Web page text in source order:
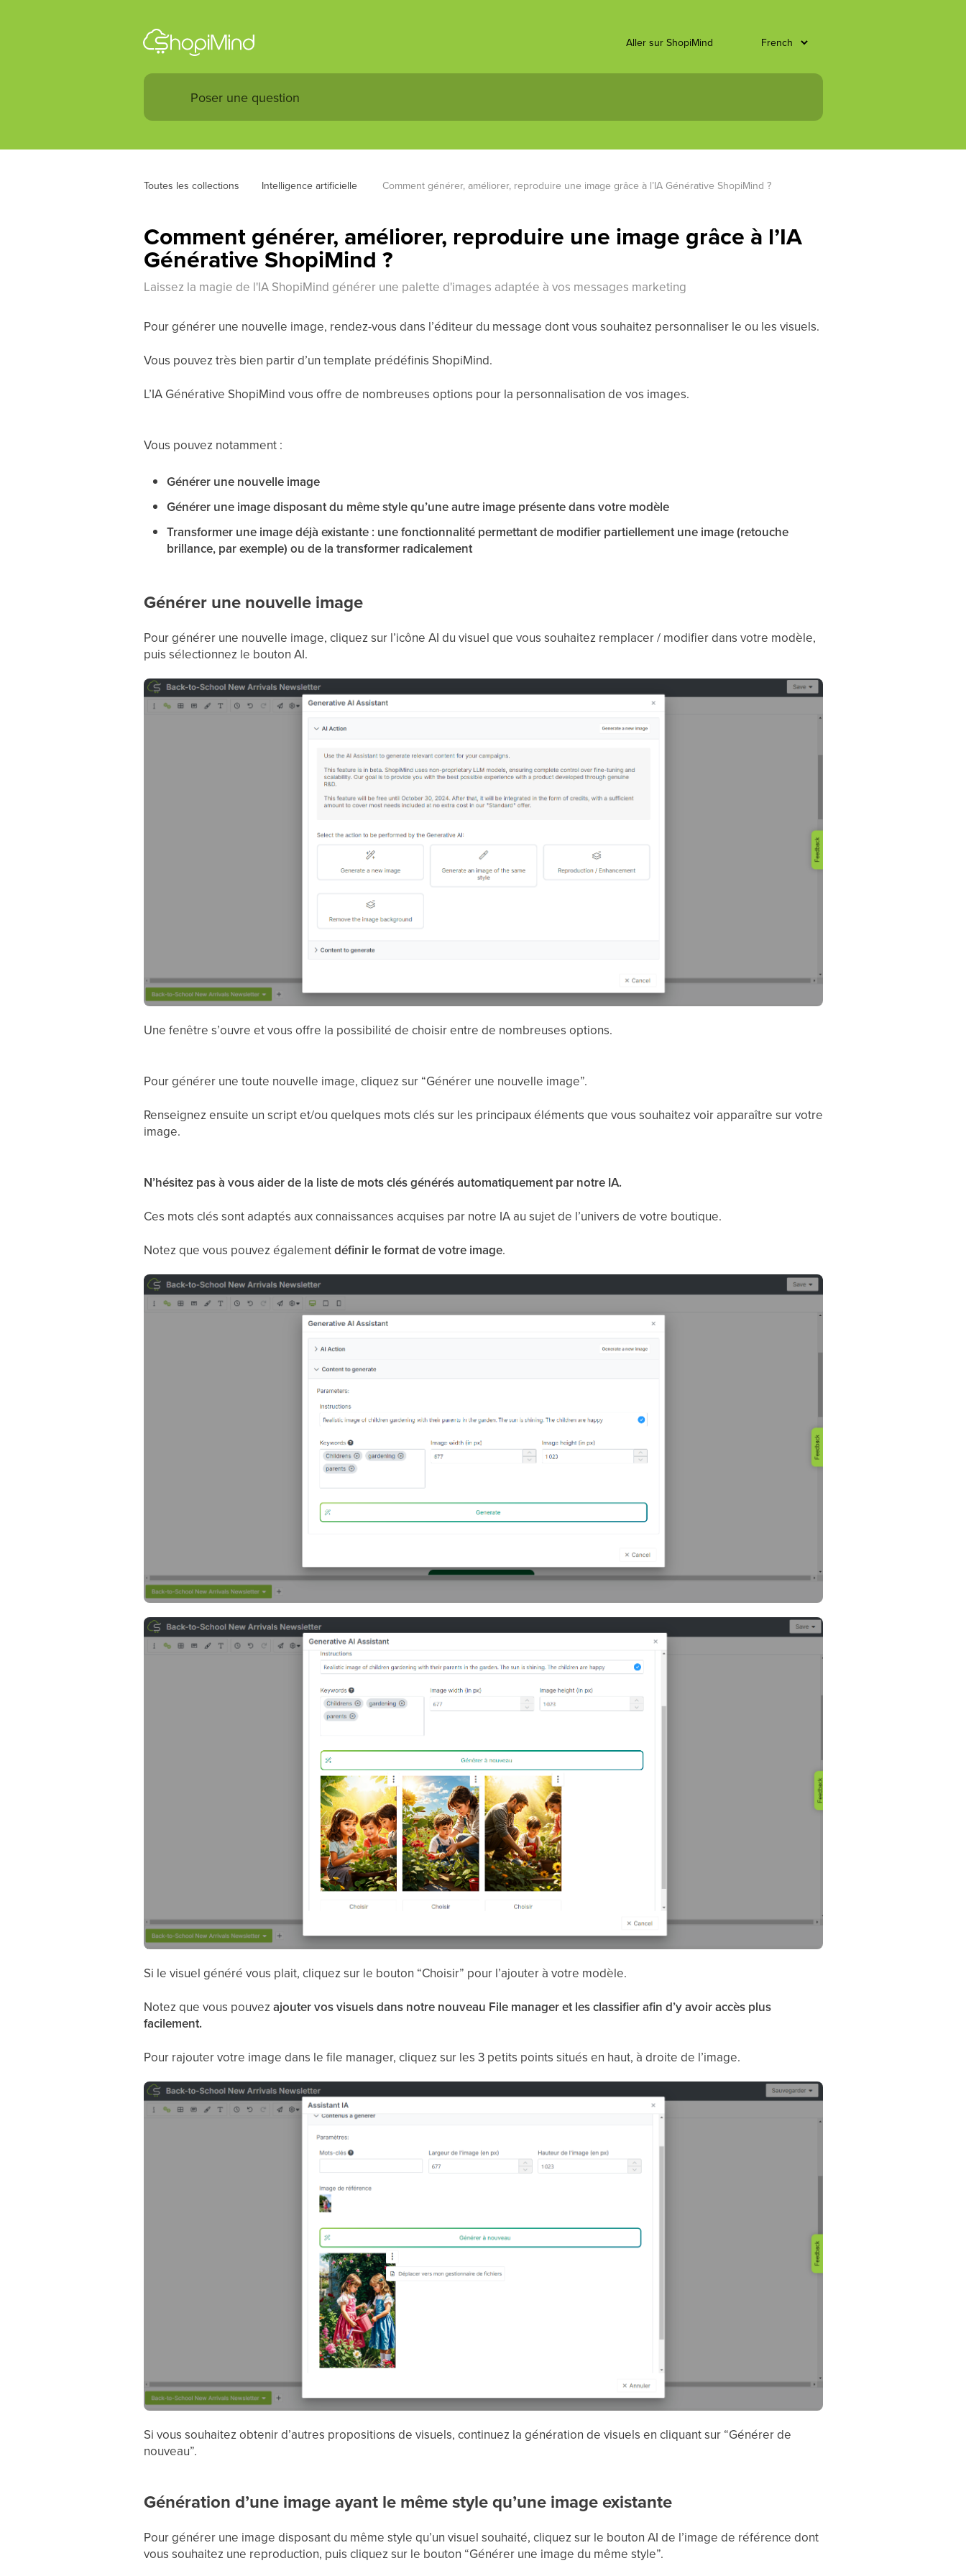
Aller sur ShopiMind
Toutes les collections Intelligence artificielle Comment générer, améliorer, reproduire une image grâce à l’IA Générative ShopiMind ?
Comment générer, améliorer, reproduire une image grâce à l’IA
Générative ShopiMind ?
Laissez la magie de l'IA ShopiMind générer une palette d'images adaptée à vos messages marketing
Pour générer une nouvelle image, rendez-vous dans l’éditeur du message dont vous souhaitez personnaliser le ou les visuels.
Vous pouvez très bien partir d’un template prédéfinis ShopiMind.
L’IA Générative ShopiMind vous offre de nombreuses options pour la personnalisation de vos images.
Vous pouvez notamment :
Générer une nouvelle image
Générer une image disposant du même style qu’une autre image présente dans votre modèle
Transformer une image déjà existante : une fonctionnalité permettant de modifier partiellement une image (retouche
brillance, par exemple) ou de la transformer radicalement
Générer une nouvelle image
Pour générer une nouvelle image, cliquez sur l’icône AI du visuel que vous souhaitez remplacer / modifier dans votre modèle,
puis sélectionnez le bouton AI.
Une fenêtre s’ouvre et vous offre la possibilité de choisir entre de nombreuses options.
Pour générer une toute nouvelle image, cliquez sur “Générer une nouvelle image”.
Renseignez ensuite un script et/ou quelques mots clés sur les principaux éléments que vous souhaitez voir apparaître sur votre
image.
N’hésitez pas à vous aider de la liste de mots clés générés automatiquement par notre IA.
Ces mots clés sont adaptés aux connaissances acquises par notre IA au sujet de l’univers de votre boutique.
Notez que vous pouvez égalementdéfinir le format de votre image.
Si le visuel généré vous plait, cliquez sur le bouton “Choisir” pour l’ajouter à votre modèle.
Notez que vous pouvezajouter vos visuels dans notre nouveau File manager et les classifier afin d’y avoir accès plus
facilement.
Pour rajouter votre image dans le file manager, cliquez sur les 3 petits points situés en haut, à droite de l’image.
Si vous souhaitez obtenir d’autres propositions de visuels, continuez la génération de visuels en cliquant sur “Générer de
nouveau”.
Génération d’une image ayant le même style qu’une image existante
Pour générer une image disposant du même style qu’un visuel souhaité, cliquez sur le bouton AI de l’image de référence dont
vous souhaitez une reproduction, puis cliquez sur le bouton “Générer une image du même style”.